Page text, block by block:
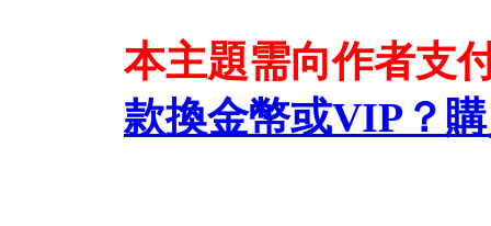
本主題需向作者支
款換金幣或VIP？